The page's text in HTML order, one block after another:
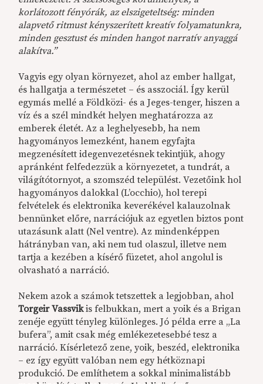
korlátozott fényórák, az elszigeteltség: minden
alapvető ritmust kényszerített kreatív folyamatunkra,
minden gesztust és minden hangot narratív anyaggá
alakítva.”
Vagyis egy olyan környezet, ahol az ember hallgat,
és hallgatja a természetet – és asszociál. Így kerül
egymás mellé a Földközi- és a Jeges-tenger, hiszen a
víz és a szél mindkét helyen meghatározza az
emberek életét. Az a leghelyesebb, ha nem
hagyományos lemezként, hanem egyfajta
megzenésített idegenvezetésnek tekintjük, ahogy
apránként felfedezzük a környezetet, a tundrát, a
világítótornyot, a szomszéd települést. Vezetőink hol
hagyományos dalokkal (L’occhio), hol terepi
felvételek és elektronika keverékével kalauzolnak
bennünket előre, narrációjuk az egyetlen biztos pont
utazásunk alatt (Nel ventre). Az mindenképpen
hátrányban van, aki nem tud olaszul, illetve nem
tartja a kezében a kísérő füzetet, ahol angolul is
olvasható a narráció.
Nekem azok a számok tetszettek a legjobban, ahol
Torgeir Vassvikis felbukkan, mert a yoik és a Brigan
zenéje együtt tényleg különleges. Jó példa erre a „La
bufera”, amit csak még emlékezetesebbé tesz a
narráció. Kísérletező zene, yoik, beszéd, elektronika
– ez így együtt valóban nem egy hétköznapi
produkció. De említhetem a sokkal minimalistább